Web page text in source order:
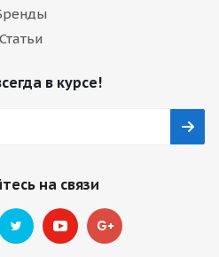
Статьи
в курсе!
на связи